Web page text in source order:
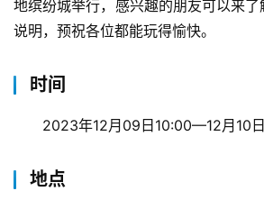
地缤纷城举行，感兴趣的朋友可以来
说明，预祝各位都能玩得愉快。
时间
2023年12月09日10:00—12月10
地点